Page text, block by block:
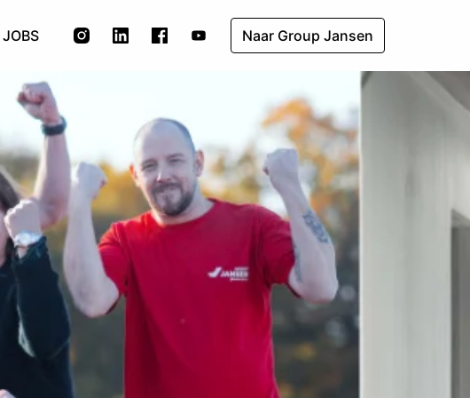
JOBS Naar Group Jansen